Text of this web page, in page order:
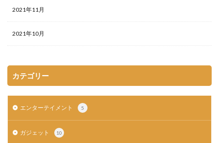
2021年11月
2021年10月
カテゴリー
エンターテイメント 5
ガジェット 10